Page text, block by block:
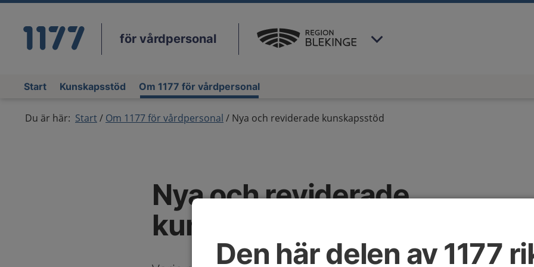
Den här delen av 1177
för vårdpersonal Du har valt regionBlekinge
Start Kunskapsstöd Om 1177 för vårdpersonal
Du är här: Start Om 1177 för vårdpersonal Nya och reviderade kunskapsstöd
Nya och reviderade
kunskapsstöd